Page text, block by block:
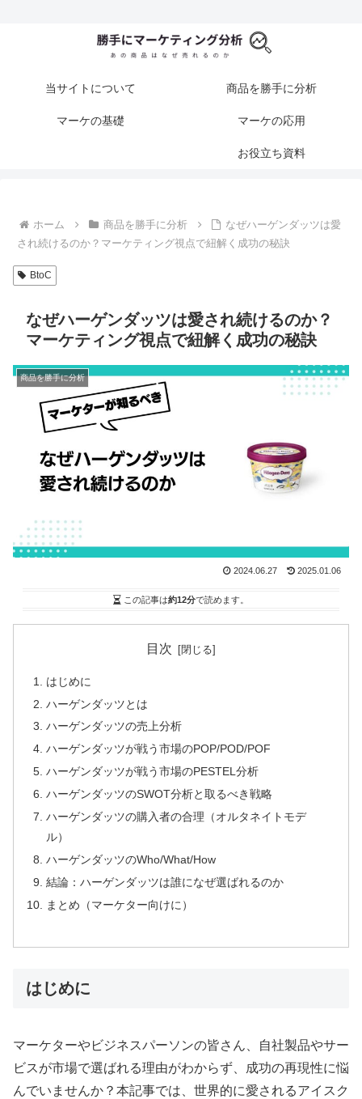
当サイトについて 商品を勝手に分析
マーケの基礎 マーケの応用
お役立ち資料
ホーム 商品を勝手に分析
なぜハーゲンダッツは愛
され続けるのか？マーケティング視点で紐解く成功の秘訣
BtoC
なぜハーゲンダッツは愛され続けるのか？
マーケティング視点で紐解く成功の秘訣
商品を勝手に分析
2024.06.27 2025.01.06
この記事は約12分で読めます。
目次
はじめに
ハーゲンダッツとは
ハーゲンダッツの売上分析
ハーゲンダッツが戦う市場のPOP/POD/POF
ハーゲンダッツが戦う市場のPESTEL分析
ハーゲンダッツのSWOT分析と取るべき戦略
ハーゲンダッツの購入者の合理（オルタネイトモデ
ル）
ハーゲンダッツのWho/What/How
結論：ハーゲンダッツは誰になぜ選ばれるのか
まとめ（マーケター向けに）
はじめに
マーケターやビジネスパーソンの皆さん、自社製品やサー
ビスが市場で選ばれる理由がわからず、成功の再現性に悩
んでいませんか？本記事では、世界的に愛されるアイスク